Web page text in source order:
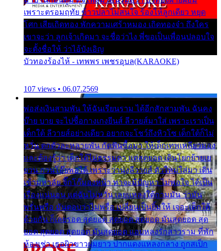
เพราะตรอมฤทัย ข้าวปลาไม่สนใจ ร้องไห้ลูกเดียว หยุด
โศก เสียเถิดทอง พักความเศร้าหมอง เถิดทองจ๋า ถึงใคร
เขาจะว่า ลูกเจ้าเกิดมา จะชื่อว่าไง พี่ขอเป็นเพื่อนปลอบใจ
จะตั้งชื่อให้ ว่าไอ้บังเอิญ
บัวทองร้องไห้ - เทพพร เพชรอุบล(KARAOKE)
107 views • 06.07.2569
พ่อส่งเงินสามพัน ให้ฉันเรียนราม ได้อีกสักสามพัน ฉันคง
บ๊าย บาย จะไปซื้อกางเกงยีนส์ ลีวายส์มาใส่ เพราะเราเป็น
เด็กใต้ ลีวายส์อย่างเดียว อยากจะโชว์ถึงหิวโซ เด็กใต้ก็ไม่
หวั่น ตกตัวละหลายพัน กัดฟันซื้อมา ให้เด็กเทพเหลียวมอง
และต้องรู้ว่า เด็กใต้ไม่ธรรมดา แต่สุดยอด เดินโยกย้ายเย
ยวน กวนโอ๊ยพอได้ เพราะว่านุ่งลีวายส์ ตัวใหม่ใส่มา เดิน
เข้ามหาลัย จิ๊กโก๊มองหน้า ท่าจะมีปัญหา ไม่พอใจ ได้เป็น
เรื่องแน่นอน แต่ฉันไม่หวั่น เลยแหลงใต้ถามมัน ว่ามัน
พรั่นพรือ มันตอบว่าไม่พรื่อ เปลี่ยนเป็นยิ้มให้ เจอะเด็กใต้
ด้วยกัน ก็เลยรอด สุดยอด สุดยอด สุดยอด มันสุดยอด สุด
ยอด สุดยอด สุดยอด มันสุดยอด แอบหลงรักสาวราม ที่พัก
ห้องเช่า เธอผิวขาวผมยาว ปากแดงแหลงกลาง ถูกสเป็ก